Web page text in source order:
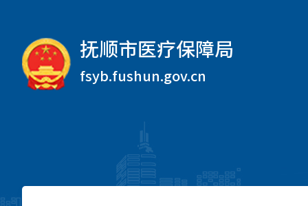
抚顺市医疗保障局
fsyb.fushun.gov.cn